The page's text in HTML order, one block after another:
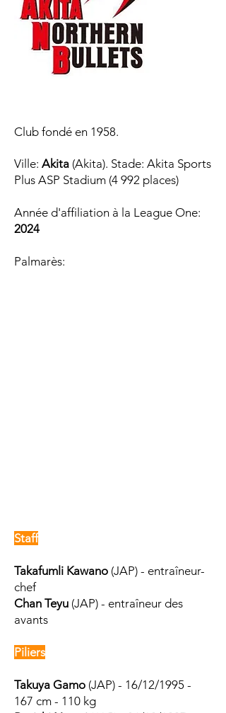
Club fondé en 1958.
Ville: Akita (Akita). Stade: Akita Sports
Plus ASP Stadium (4 992 places)
Année d'affiliation à la League One:
2024
Palmarès:​​
Staff
Takafumli Kawano (JAP) - entraîneur-
chef
Chan Teyu (JAP) - entraîneur des
avants
Piliers
Takuya Gamo (JAP) - 16/12/1995 -
167 cm - 110 kg